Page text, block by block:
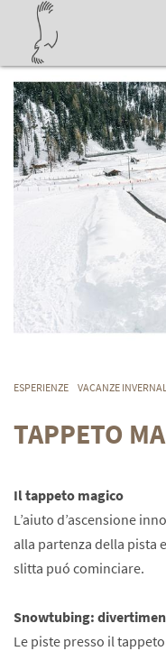
ESPERIENZE VACANZE
TAPPETO
Il tappeto magico
L’aiuto d’ascensione
alla partenza della pista
slitta puó cominciare.
Snowtubing:
Le piste presso il